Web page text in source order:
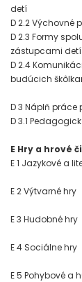
detí
D 2.2 Výchovné
D 2.3 Formy
zástupcami
D 2.4
budúcich
D 3 Náplň
D 3.1
E Hry a hrové
E 1 Jazykové a
E 2 Výtvarné hry
E 3 Hudobné hry
E 4 Sociálne hry
E 5 Pohybové a